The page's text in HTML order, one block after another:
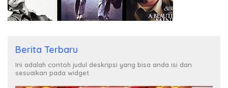
Berita Terbaru
Ini adalah contoh judul deskripsi yang bisa anda isi dan
sesuaikan pada widget